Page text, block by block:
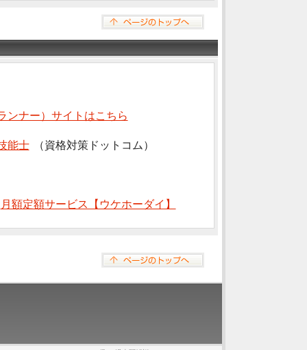
ンナー）サイトはこちら
能士 （資格対策ドットコム）
月額定額サービス【ウケホーダイ】